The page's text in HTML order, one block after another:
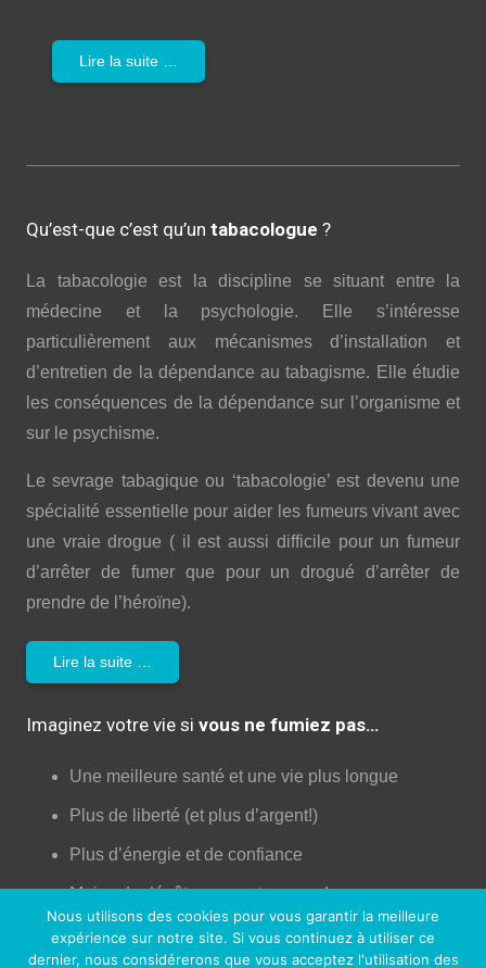
Lire la suite …
Qu’est-que c’est qu’un tabacologue ?
La tabacologie est la discipline se situant entre la
médecine et la psychologie. Elle s’intéresse
particulièrement aux mécanismes d’installation et
d’entretien de la dépendance au tabagisme. Elle étudie
les conséquences de la dépendance sur l’organisme et
sur le psychisme.
Le sevrage tabagique ou ‘tabacologie’ est devenu une
spécialité essentielle pour aider les fumeurs vivant avec
une vraie drogue ( il est aussi difficile pour un fumeur
d’arrêter de fumer que pour un drogué d’arrêter de
prendre de l’héroïne).
Lire la suite …
Imaginez votre vie si vous ne fumiez pas…
Une meilleure santé et une vie plus longue
Plus de liberté (et plus d’argent!)
Plus d’énergie et de confiance
Moins de dégâts pour votre corps!
Augmentation de la libido!
Nous utilisons des cookies pour vous garantir la meilleure
expérience sur notre site. Si vous continuez à utiliser ce
dernier, nous considérerons que vous acceptez l'utilisation des